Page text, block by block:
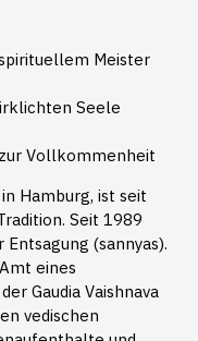
Meister
Seele
Vollkommenheit
Hamburg, ist seit
Seit 1989
(sannyas).
eines
Gaudia Vaishnava
vedischen